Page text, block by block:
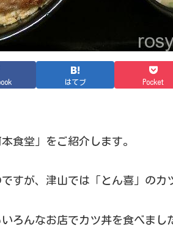
はてブ Pocket
食堂」をご紹介します。
すが、津山では「とん喜」のカ
ろんなお店でカツ丼を食べま